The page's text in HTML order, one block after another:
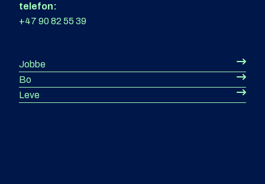
telefon:
+47 90 82 55 39
Jobbe
Bo
Leve